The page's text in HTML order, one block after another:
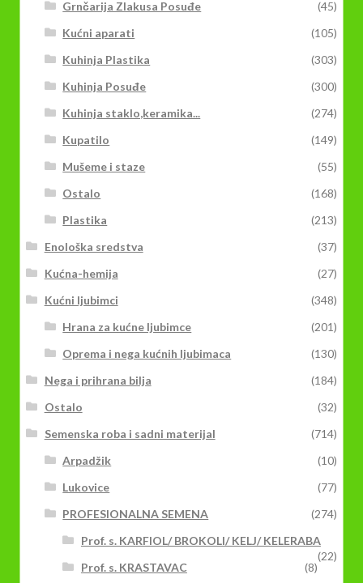
Grnčarija Zlakusa Posuđe
(45)
Kućni aparati
(105)
Kuhinja Plastika
(303)
Kuhinja Posuđe
(300)
Kuhinja staklo,keramika...
(274)
Kupatilo
(149)
Mušeme i staze
(55)
Ostalo
(168)
Plastika
(213)
Enološka sredstva
(37)
Kućna-hemija
(27)
Kućni ljubimci
(348)
Hrana za kućne ljubimce
(201)
Oprema i nega kućnih ljubimaca
(130)
Nega i prihrana bilja
(184)
Ostalo
(32)
Semenska roba i sadni materijal
(714)
Arpadžik
(10)
Lukovice
(77)
PROFESIONALNA SEMENA
(274)
Prof. s. KARFIOL/ BROKOLI/ KELJ/ KELERABA
(22)
Prof. s. KRASTAVAC
(8)